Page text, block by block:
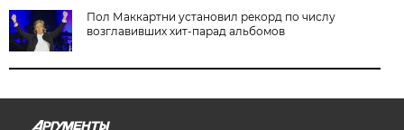
Пол Маккартни установил рекорд по числу
возглавивших хит-парад альбомов